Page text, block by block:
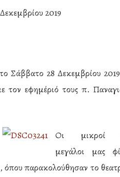
2019
Σάββατο 28 Δεκεμβρίου
τον εφημέριό τους π.
Οι μικροί
μεγάλοι μας
παρακολούθησαν το